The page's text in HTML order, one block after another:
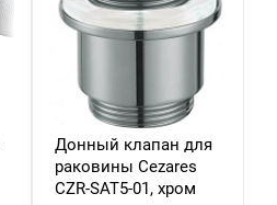
Донный клапан для
раковины Cezares
CZR-SAT5-01, хром